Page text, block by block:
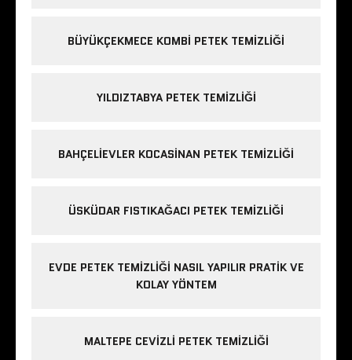
BÜYÜKÇEKMECE KOMBI PETEK TEMIZLIĞI
YILDIZTABYA PETEK TEMIZLIĞI
BAHÇELIEVLER KOCASINAN PETEK TEMIZLIĞI
ÜSKÜDAR FISTIKAĞACI PETEK TEMIZLIĞI
EVDE PETEK TEMIZLIĞI NASIL YAPILIR PRATIK VE
KOLAY YÖNTEM
MALTEPE CEVIZLI PETEK TEMIZLIĞI